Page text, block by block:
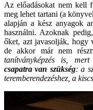
Az előadásokat nem kell
meg lehet tartani (a
alapján a kész anyagok
használni. Azoknak
őket, azt javasolják, hogy
de akkor már nem
tanítványképzés is,
csapatra van szükség: a
teremberendezéshez, a